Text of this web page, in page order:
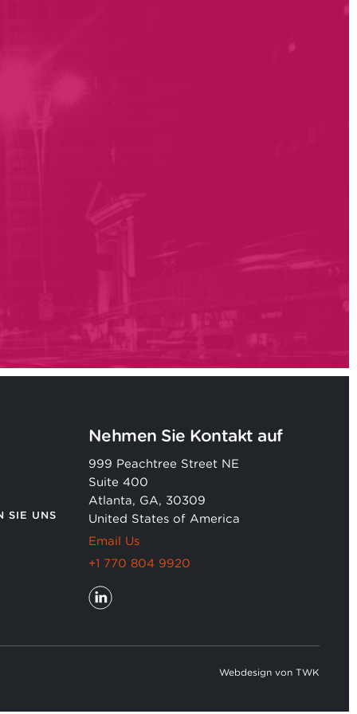
SIE UNS
Nehmen Sie Kontakt auf
999 Peachtree Street NE
Suite 400
Atlanta, GA, 30309
United States of America
Email Us
+1 770 804 9920
Webdesignvon TWK